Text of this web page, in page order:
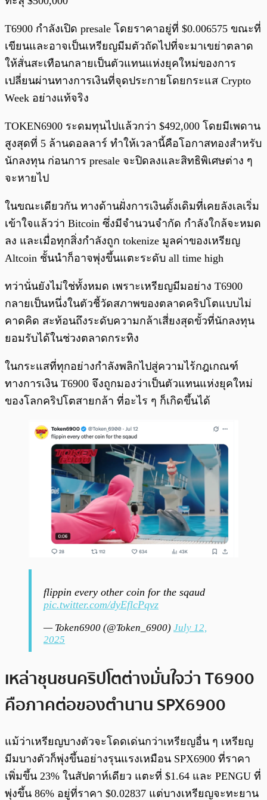
T6900 กำลังเปิด presale โดยราคาอยู่ที่ $0.006575 ขณะที่
เขียนและอาจเป็นเหรียญมีมตัวถัดไปที่จะมาเขย่าตลาด
ให้สั่นสะเทือนกลายเป็นตัวแทนแห่งยุคใหม่ของการ
เปลี่ยนผ่านทางการเงินที่จุดประกายโดยกระแส Crypto
Week อย่างแท้จริง
TOKEN6900 ระดมทุนไปแล้วกว่า $492,000 โดยมีเพดาน
สูงสุดที่ 5 ล้านดอลลาร์ ทำให้เวลานี้คือโอกาสทองสำหรับ
นักลงทุน ก่อนการ presale จะปิดลงและสิทธิพิเศษต่าง ๆ
จะหายไป
ในขณะเดียวกัน ทางด้านฝั่งการเงินดั้งเดิมที่เคยลังเลเริ่ม
เข้าใจแล้วว่า Bitcoin ซึ่งมีจำนวนจำกัด กำลังใกล้จะหมด
ลง และเมื่อทุกสิ่งกำลังถูก tokenize มูลค่าของเหรียญ
Altcoin ชั้นนำก็อาจพุ่งขึ้นแตะระดับ all time high
ทว่านั่นยังไม่ใช่ทั้งหมด เพราะเหรียญมีมอย่าง T6900
กลายเป็นหนึ่งในตัวชี้วัดสภาพของตลาดคริปโตแบบไม่
คาดคิด สะท้อนถึงระดับความกล้าเสี่ยงสุดขั้วที่นักลงทุน
ยอมรับได้ในช่วงตลาดกระทิง
ในกระแสที่ทุกอย่างกำลังพลิกไปสู่ความไร้กฎเกณฑ์
ทางการเงิน T6900 จึงถูกมองว่าเป็นตัวแทนแห่งยุคใหม่
ของโลกคริปโตสายกล้า ที่อะไร ๆ ก็เกิดขึ้นได้
flippin every other coin for the sqaud
pic.twitter.com/dyEflcPqvz
— Token6900 (@Token_6900) July 12,
2025
เหล่าชุนชนคริปโตต่างมั่นใจว่า T6900
คือภาคต่อของตำนาน SPX6900
แม้ว่าเหรียญบางตัวจะโดดเด่นกว่าเหรียญอื่น ๆ เหรียญ
มีมบางตัวก็พุ่งขึ้นอย่างรุนแรงเหมือน SPX6900 ที่ราคา
เพิ่มขึ้น 23% ในสัปดาห์เดียว แตะที่ $1.64 และ PENGU ที่
พุ่งขึ้น 86% อยู่ที่ราคา $0.02837 แต่บางเหรียญจะทะยาน